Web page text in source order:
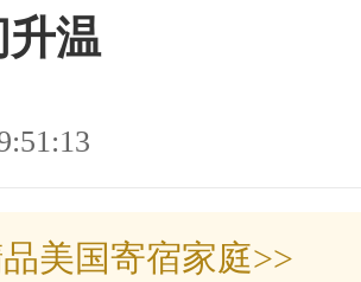
温
美国寄宿家庭>>